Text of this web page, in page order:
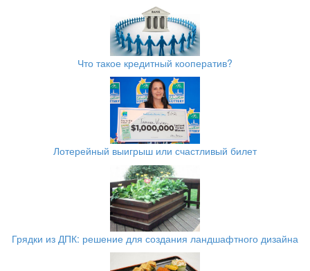
Что такое кредитный кооператив?
Лотерейный выигрыш или счастливый билет
Грядки из ДПК: решение для создания ландшафтного дизайна